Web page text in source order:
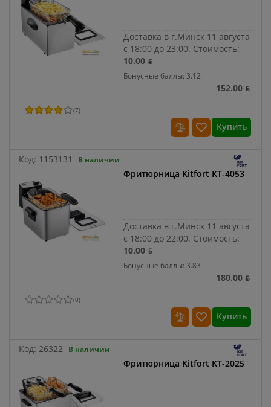
Доставка в г.Минск 11 августа
с 18:00 до 23:00. Стоимость:
10.00 ƃ
Бонусные баллы: 3.12
152.00 ƃ
(7)
Купить
Код: 1153131 В наличии
Фритюрница Kitfort KT-4053
Доставка в г.Минск 11 августа
с 18:00 до 22:00. Стоимость:
10.00 ƃ
Бонусные баллы: 3.83
180.00 ƃ
(0)
Купить
Код: 26322 В наличии
Фритюрница Kitfort KT-2025